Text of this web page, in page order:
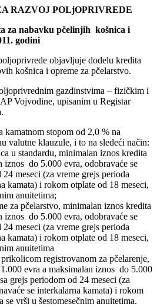
RAZVOJ POLjOPRIVREDE
za nabavku pčelinjih košnica i
godini
objavljuje dodelu kredita
košnica i opreme za pčelarstvo.
gazdinstvima – fizičkim i
Vojvodine, upisanim u Registar
stopom od 2,0 % na
valutne klauzule, i to na sledeći način:
u standardu, minimalan iznos kredita
iznos do 5.000 evra, odobravaće se
meseci (za vreme grejs perioda
kamata) i rokom otplate od 18 meseci,
anuitetima;
za pčelarstvo, minimalan iznos kredita
iznos do 5.000 evra, odobravaće se
meseci (za vreme grejs perioda
kamata) i rokom otplate od 18 meseci,
anuitetima
registrovanom za pčelarenje,
evra a maksimalan iznos do 5.000
grejs periodom od 24 meseci (za
se interkalarna kamata) i rokom
se vrši u šestomesečnim anuitetima.